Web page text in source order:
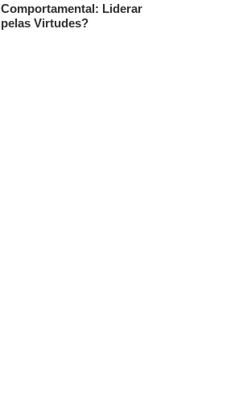
Comportamental: Liderar
pelas Virtudes?